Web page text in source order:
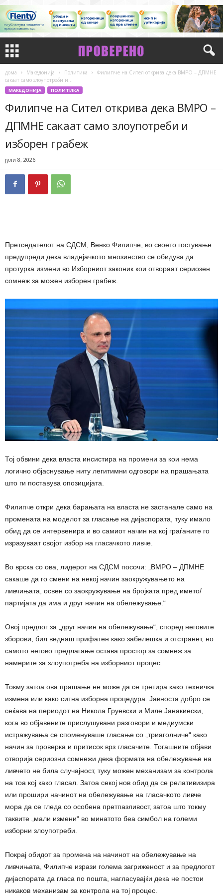
дома Македонија Политика
Филипче на Сител открива дека ВМРО – ДПМНЕ
сакаат само злоупотреби и...
МАКЕДОНИЈА ПОЛИТИКА
Филипче на Сител открива дека ВМРО –
ДПМНЕ сакаат само злоупотреби и
изборен грабеж
јули 8, 2026
Претседателот на СДСМ, Венко Филипче, во своето гостување
предупреди дека владејачкото мнозинство се обидува да
протурка измени во Изборниот законик кои отвораат сериозен
сомнеж за можен изборен грабеж.
Тој обвини дека власта инсистира на промени за кои нема
логично објаснување ниту легитимни одговори на прашањата
што ги поставува опозицијата.
Филипче откри дека барањата на власта не застанале само на
промената на моделот за гласање на дијаспората, туку имало
обид да се интервенира и во самиот начин на кој граѓаните го
изразуваат својот избор на гласачкото ливче.
Во врска со ова, лидерот на СДСМ посочи: „ВМРО – ДПМНЕ
сакаше да го смени на некој начин заокружувањето на
ливчињата, освен со заокружување на бројката пред името/
партијата да има и друг начин на обележување.“
Овој предлог за „друг начин на обележување“, според неговите
зборови, бил веднаш прифатен како забелешка и отстранет, но
самото негово предлагање остава простор за сомнеж за
намерите за злоупотреба на изборниот процес.
Токму затоа ова прашање не може да се третира како техничка
измена или како ситна изборна процедура. Јавноста добро се
сеќава на периодот на Никола Груевски и Миле Јанакиески,
кога во објавените прислушувани разговори и медиумски
истражувања се споменуваше гласање со „триаголниче“ како
начин за проверка и притисок врз гласачите. Тогашните објави
отворија сериозни сомнежи дека формата на обележување на
ливчето не била случајност, туку можен механизам за контрола
на тоа кој како гласал. Затоа секој нов обид да се релативизира
или прошири начинот на обележување на гласачкото ливче
мора да се гледа со особена претпазливост, затоа што токму
таквите „мали измени“ во минатото беа симбол на големи
изборни злоупотреби.
Покрај обидот за промена на начинот на обележување на
ливчињата, Филипче изрази голема загриженост и за предлогот
дијаспората да гласа по пошта, нагласувајќи дека не постои
никаков механизам за контрола на тој процес.